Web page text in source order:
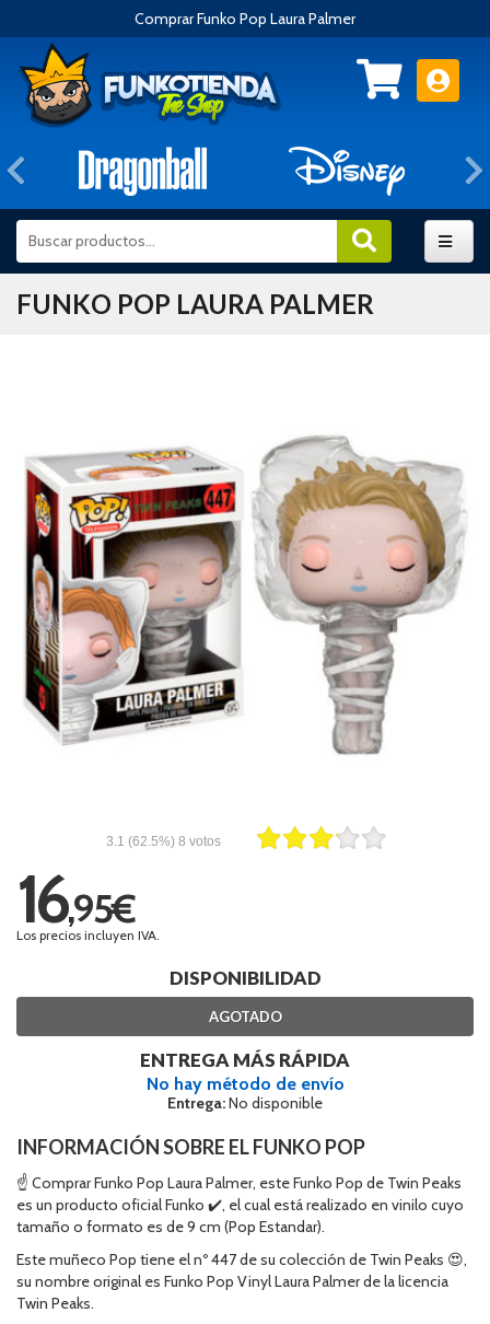
Comprar Funko Pop Laura Palmer
Anterior
FUNKO POP LAURA PALMER
3.1 (62.5%) 8 votos
16,95€
Los precios incluyen IVA.
DISPONIBILIDAD
AGOTADO
ENTREGA MÁS RÁPIDA
No hay método de envío
Entrega:No disponible
INFORMACIÓN SOBRE EL FUNKO POP
☝ Comprar Funko Pop Laura Palmer, este Funko Pop de Twin Peaks
es un producto oficial Funko ✔️, el cual está realizado en vinilo cuyo
tamaño o formato es de 9 cm (Pop Estandar).
Este muñeco Pop tiene el nº 447 de su colección de Twin Peaks 😍,
su nombre original es Funko Pop Vinyl Laura Palmer de la licencia
Twin Peaks.